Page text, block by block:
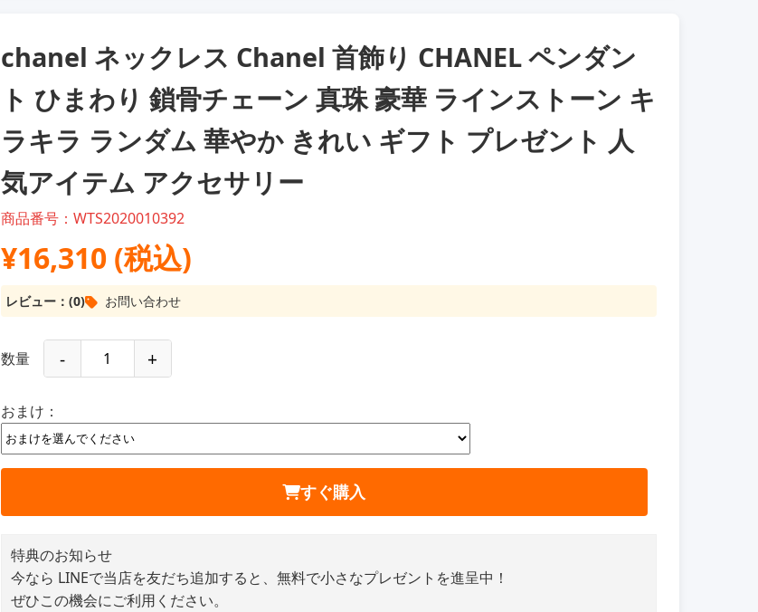
chanel ネックレス Chanel 首飾り CHANEL ペンダン
ト ひまわり 鎖骨チェーン 真珠 豪華 ラインストーン キ
ラキラ ランダム 華やか きれい ギフト プレゼント 人
気アイテム アクセサリー
商品番号：WTS2020010392
¥16,310 (税込)
レビュー：(0) お問い合わせ
数量 - +
おまけ：
すぐ購入
特典のお知らせ
今なら LINEで当店を友だち追加すると、無料で小さなプレゼントを進呈中！
ぜひこの機会にご利用ください。